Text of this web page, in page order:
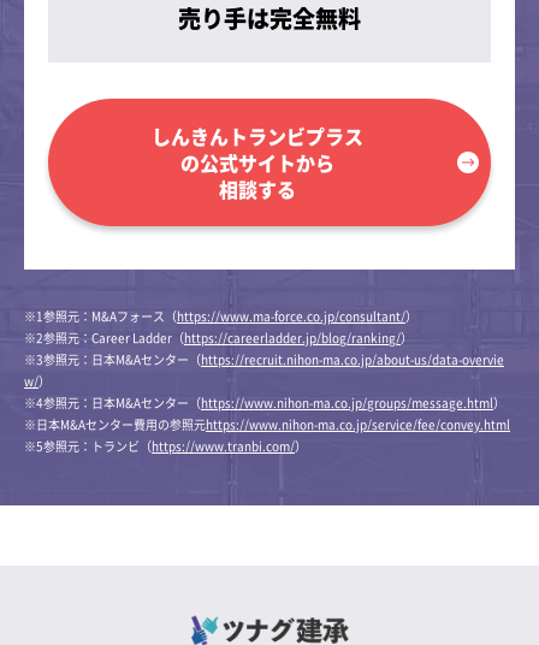
売り手は完全無料
しんきんトランビプラス
の公式サイトから
相談する
※1参照元：M&Aフォース（https://www.ma-force.co.jp/consultant/）
※2参照元：Career Ladder（https://careerladder.jp/blog/ranking/）
※3参照元：日本M&Aセンター（https://recruit.nihon-ma.co.jp/about-us/data-overvie
w/）
※4参照元：日本M&Aセンター（https://www.nihon-ma.co.jp/groups/message.html）
※日本M&Aセンター費用の参照元https://www.nihon-ma.co.jp/service/fee/convey.html
※5参照元：トランビ（https://www.tranbi.com/）